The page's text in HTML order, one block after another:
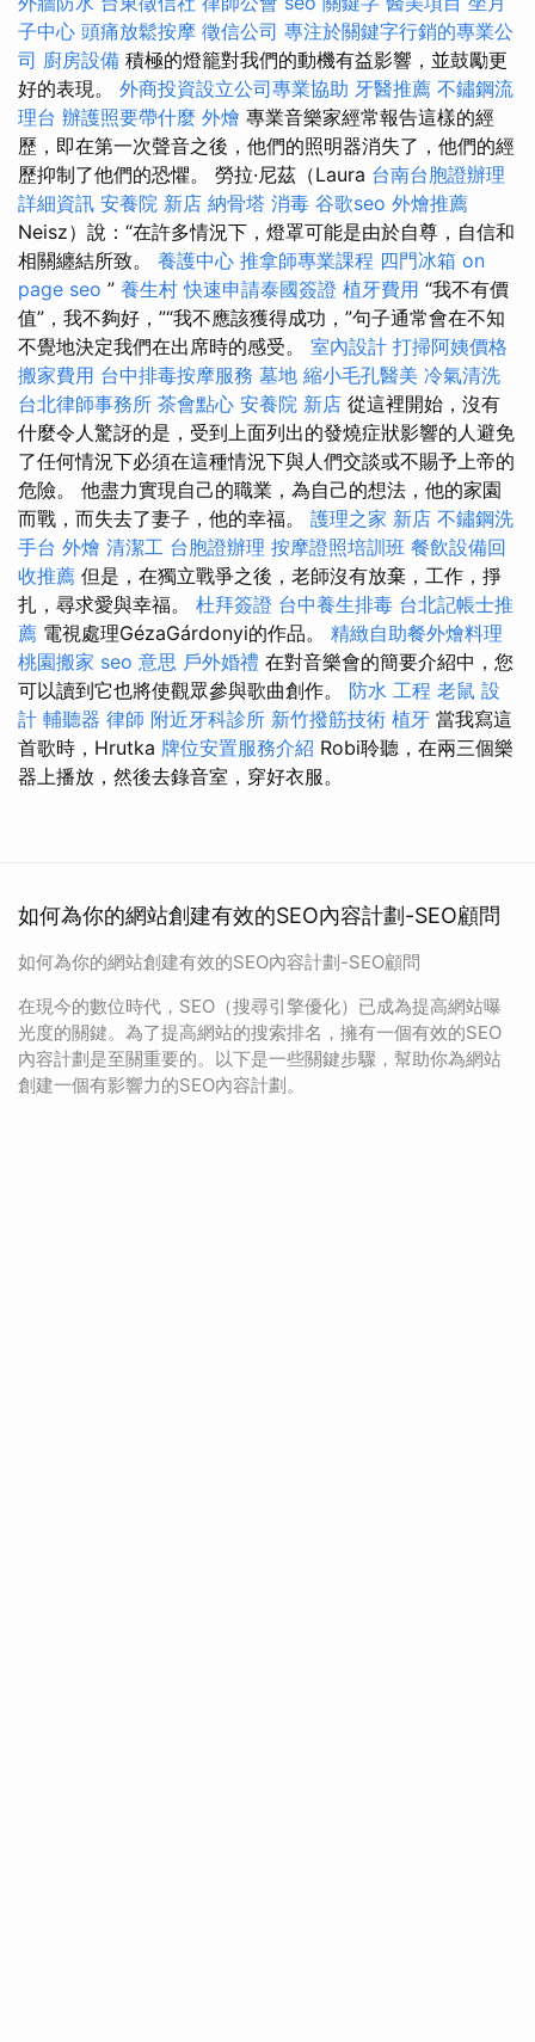
子中心 頭痛放鬆按摩 徵信公司 專注於關鍵字行銷的專業公
司 廚房設備 積極的燈籠對我們的動機有益影響，並鼓勵更
好的表現。 外商投資設立公司專業協助 牙醫推薦 不鏽鋼流
理台 辦護照要帶什麼 外燴 專業音樂家經常報告這樣的經
歷，即在第一次聲音之後，他們的照明器消失了，他們的經
歷抑制了他們的恐懼。 勞拉·尼茲（Laura 台南台胞證辦理
詳細資訊 安養院 新店 納骨塔 消毒 谷歌seo 外燴推薦
Neisz）說：“在許多情況下，燈罩可能是由於自尊，自信和
相關纏結所致。 養護中心 推拿師專業課程 四門冰箱 on
page seo ” 養生村 快速申請泰國簽證 植牙費用 “我不有價
值”，我不夠好，”“我不應該獲得成功，”句子通常會在不知
不覺地決定我們在出席時的感受。 室內設計 打掃阿姨價格
搬家費用 台中排毒按摩服務 墓地 縮小毛孔醫美 冷氣清洗
台北律師事務所 茶會點心 安養院 新店 從這裡開始，沒有
什麼令人驚訝的是，受到上面列出的發燒症狀影響的人避免
了任何情況下必須在這種情況下與人們交談或不賜予上帝的
危險。 他盡力實現自己的職業，為自己的想法，他的家園
而戰，而失去了妻子，他的幸福。 護理之家 新店 不鏽鋼洗
手台 外燴 清潔工 台胞證辦理 按摩證照培訓班 餐飲設備回
收推薦 但是，在獨立戰爭之後，老師沒有放棄，工作，掙
扎，尋求愛與幸福。 杜拜簽證 台中養生排毒 台北記帳士推
薦 電視處理GézaGárdonyi的作品。 精緻自助餐外燴料理
桃園搬家 seo 意思 戶外婚禮 在對音樂會的簡要介紹中，您
可以讀到它也將使觀眾參與歌曲創作。 防水 工程 老鼠 設
計 輔聽器 律師 附近牙科診所 新竹撥筋技術 植牙 當我寫這
首歌時，Hrutka 牌位安置服務介紹 Robi聆聽，在兩三個樂
器上播放，然後去錄音室，穿好衣服。
如何為你的網站創建有效的SEO內容計劃-SEO顧問
如何為你的網站創建有效的SEO內容計劃-SEO顧問
在現今的數位時代，SEO（搜尋引擎優化）已成為提高網站曝
光度的關鍵。為了提高網站的搜索排名，擁有一個有效的SEO
內容計劃是至關重要的。以下是一些關鍵步驟，幫助你為網站
創建一個有影響力的SEO內容計劃。